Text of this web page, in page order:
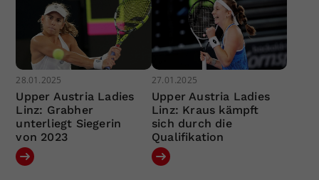
28.01.2025
Upper Austria Ladies
Linz: Grabher
unterliegt Siegerin
von 2023
27.01.2025
Upper Austria Ladies
Linz: Kraus kämpft
sich durch die
Qualifikation